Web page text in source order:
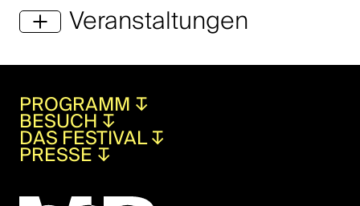
Veranstaltungen
PROGRAMM ↧
BESUCH↧
DAS FESTIVAL↧
PRESSE↧